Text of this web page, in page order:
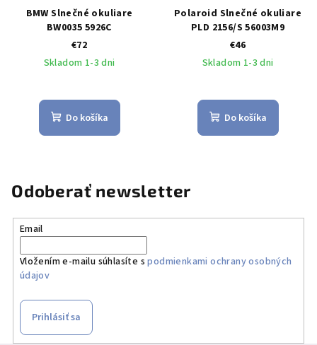
BMW Slnečné okuliare
BW0035 5926C
€72
Skladom 1-3 dni
Do košíka
Polaroid Slnečné okuliare
PLD 2156/S 56003M9
€46
Skladom 1-3 dni
Do košíka
Odoberať newsletter
Email
Vložením e-mailu súhlasíte spodmienkami ochrany osobných
údajov
Prihlásiť sa